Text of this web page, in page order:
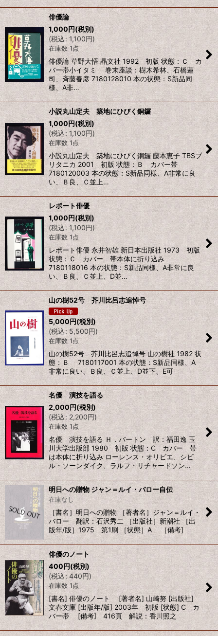
俳優論
1,000円(税別)
(税込: 1,100円)
在庫数 1点
俳優論 草野大悟 晶文社 1992 初版 状態：Ｃ カ
バー帯小イタミ 巻末座談：樹木希林、石橋蓮
司、斉藤春彦 7180128010 本の状態：S新品同
様、A非…
小説丸山定夫 築地にひびく銅鑼
1,000円(税別)
(税込: 1,100円)
在庫数 1点
小説丸山定夫 築地にひびく銅鑼 藤本恵子 TBSブ
リタニカ 2001 初版 状態：Ｂ カバー帯
7180120003 本の状態：S新品同様、A非常に良
い、Ｂ良、Ｃ並上…
レポート俳優
1,000円(税別)
(税込: 1,100円)
在庫数 1点
レポート俳優 永井智雄 新日本出版社 1973 初版
状態：Ｃ カバー 帯本体に折り込み
7180118016 本の状態：S新品同様、A非常に良
い、Ｂ良、Ｃ並上、D並…
山の樹52号 芥川比呂志追悼号
5,000円(税別)
(税込: 5,500円)
在庫数 1点
山の樹52号 芥川比呂志追悼号 山の樹社 1982 状
態：Ｂ 7180117001 本の状態：S新品同様、A
非常に良い、Ｂ良、Ｃ並上、D並下、E可
名優 演技を語る
2,000円(税別)
(税込: 2,200円)
在庫数 1点
名優 演技を語る Ｈ．バートン 訳：福田逸 玉
川大学出版部 1980 初版 状態：C カバー 帯
は本体に折り込み ローレンス・オリビエ、シビ
ル・ソーンダイク、ラルフ・リチャードソン…
明日への贈物 ジャン＝ルイ・バロー自伝
在庫なし
［書名］明日への贈物 ［著者名］ジャン＝ルイ・
バロー 翻訳：石沢秀二 ［出版社］新潮社 ［出
版年/版］1975 第1刷 ［状態］A ［備考]
俳優のノート
400円(税別)
(税込: 440円)
在庫数 1点
[書名] 俳優のノート [著者名] 山崎努 [出版社]
文春文庫 [出版年/版] 2003年 初版 [状態] C カ
バー帯 [備考] 416頁 解説：香川照之